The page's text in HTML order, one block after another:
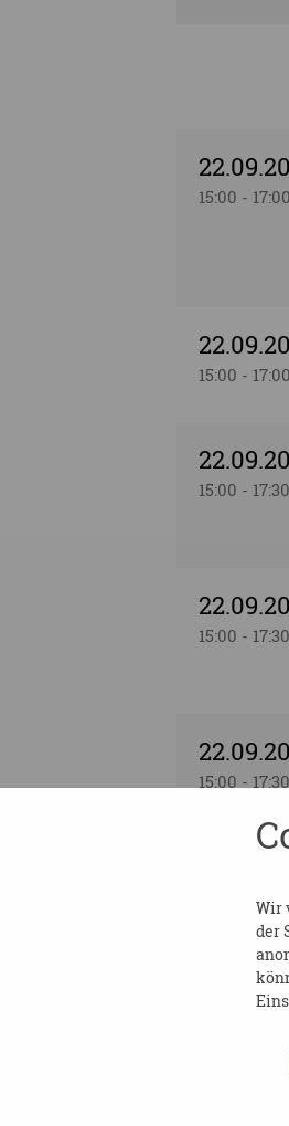
15:00 -
15:00 -
15:00 -
15:00 -
15:00 -
15:00 -
15:00 -
Wir
der